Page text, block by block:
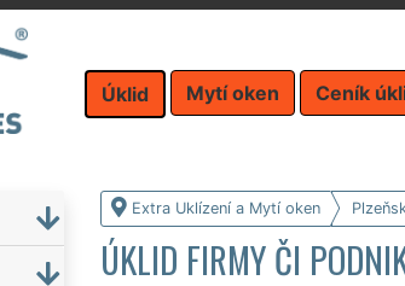
Úklid Mytí oken Ceník
Extra Uklízení a Mytí oken
ÚKLID FIRMY ČI